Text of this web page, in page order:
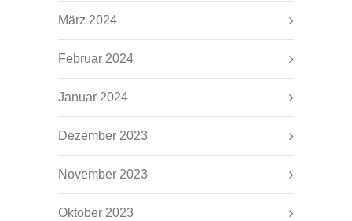
März 2024
Februar 2024
Januar 2024
Dezember 2023
November 2023
Oktober 2023